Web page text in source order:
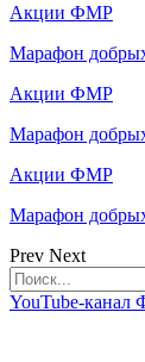
Акции ФМР
Марафон
Акции ФМР
Марафон
Акции ФМР
Марафон
Prev Next
YouTube-канал